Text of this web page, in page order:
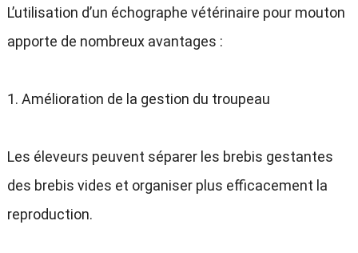
L’utilisation d’un échographe vétérinaire pour mouton
apporte de nombreux avantages :
1. Amélioration de la gestion du troupeau
Les éleveurs peuvent séparer les brebis gestantes
des brebis vides et organiser plus efficacement la
reproduction.